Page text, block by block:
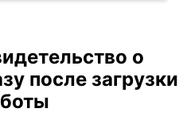
о
после загрузки